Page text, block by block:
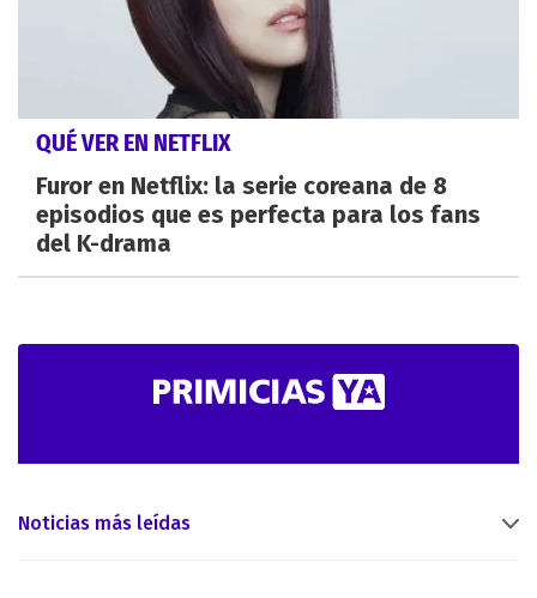
QUÉ VER EN NETFLIX
Furor en Netflix: la serie coreana de 8
episodios que es perfecta para los fans
del K-drama
Noticias más leídas